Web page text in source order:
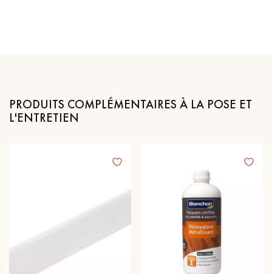
PRODUITS COMPLÉMENTAIRES À LA POSE ET
L'ENTRETIEN